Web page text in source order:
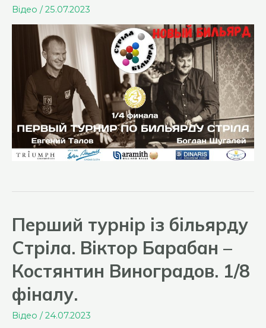
Відео /25.07.2023
Перший турнір із більярду
Стріла. Віктор Барабан –
Костянтин Виноградов. 1/8
фіналу.
Відео /24.07.2023